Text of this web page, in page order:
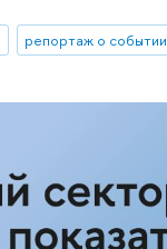
репортаж о событии